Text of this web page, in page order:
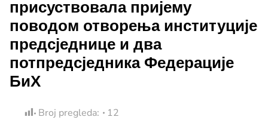
присуствовала пријему
поводом отворења институције
предсједнице и два
потпредсједника Федерације
БиХ
Broj pregleda: 12